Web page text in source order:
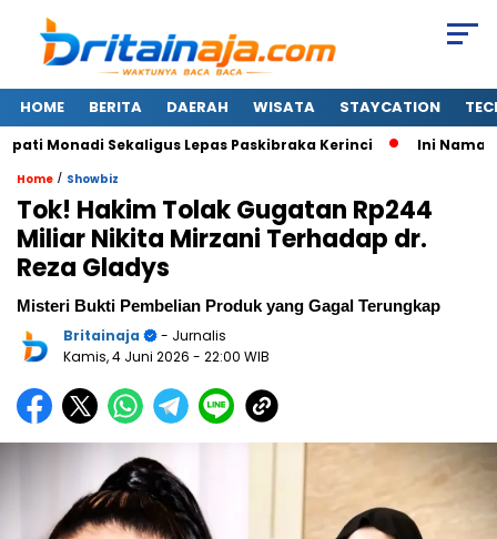
HOME BERITA DAERAH WISATA STAYCATION
Monadi Sekaligus Lepas Paskibraka Kerinci Ini Nama-
Home / Showbiz
Tok! Hakim Tolak Gugatan Rp244
Miliar Nikita Mirzani Terhadap dr.
Reza Gladys
Misteri Bukti Pembelian Produk yang Gagal Terungkap
Britainaja
- Jurnalis
Kamis, 4 Juni 2026 - 22:00 WIB